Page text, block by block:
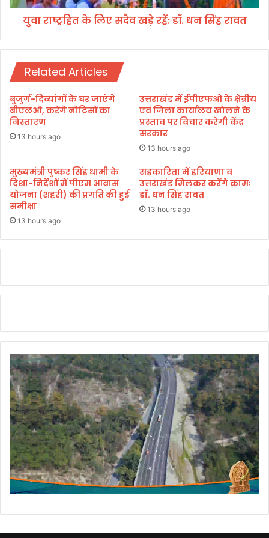
श
श
त
प
री
क्षा
प
म
,
क्षे
त्र
में
ए
ड़े
र
हें
:
डॉ
.
सिं
ह
रा
व
त
युवा राष्ट्रहित के लिए सदैव खड़े रहें: डॉ. धन सिंह रावत
Related Articles
बुजुर्ग-दिव्यांगों के घर जाएंगे
बीएलओ, करेंगे नोटिसों का
निस्तारण
13 hours ago
उत्तराखंड में ईपीएफओ के क्षेत्रीय
एवं जिला कार्यालय खोलने के
प्रस्ताव पर विचार करेगी केंद्र
सरकार
13 hours ago
मुख्यमंत्री पुष्कर सिंह धामी के
दिशा-निर्देशों में पीएम आवास
योजना (शहरी) की प्रगति की हुई
समीक्षा
13 hours ago
सहकारिता में हरियाणा व
उत्तराखंड मिलकर करेंगे कामः
डाॅ. धन सिंह रावत
13 hours ago